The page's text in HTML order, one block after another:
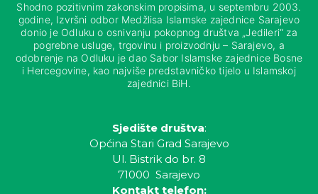
Shodno pozitivnim zakonskim propisima, u septembru 2003.
godine, Izvršni odbor Medžlisa Islamske zajednice Sarajevo
donio je Odluku o osnivanju pokopnog društva „Jedileri“ za
pogrebne usluge, trgovinu i proizvodnju – Sarajevo, a
odobrenje na Odluku je dao Sabor Islamske zajednice Bosne
i Hercegovine, kao najviše predstavničko tijelo u Islamskoj
zajednici BiH.
Sjedište društva:
Općina Stari Grad Sarajevo
Ul. Bistrik do br. 8
71000 Sarajevo
Kontakt telefon: